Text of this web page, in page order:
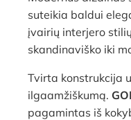
suteikia baldui
įvairių interjero
skandinaviško iki
Tvirta konstrukcija
ilgaamžiškumą.
pagamintas iš